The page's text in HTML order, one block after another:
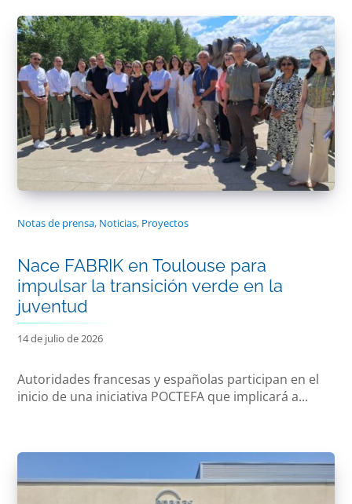
Notas de prensa, Noticias, Proyectos
Nace FABRIK en Toulouse para
impulsar la transición verde en la
juventud
14 de julio de 2026
Autoridades francesas y españolas participan en el
inicio de una iniciativa POCTEFA que implicará a...